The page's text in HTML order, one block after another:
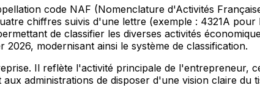
code NAF (Nomenclature d'Activités
chiffres suivis d'une lettre (exemple : 4321A
de classifier les diverses activités
modernisant ainsi le système de classification.
Il reflète l'activité principale de l'entrepreneur,
administrations de disposer d'une vision claire du